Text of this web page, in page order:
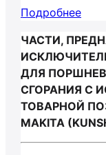
Подробнее
ЧАСТИ,
ДЛЯ
СГОРАНИЯ С
ТОВАРНОЙ
MAKITA